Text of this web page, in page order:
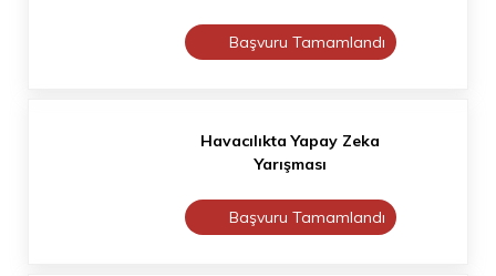
Başvuru Tamamlandı
Havacılıkta Yapay Zeka
Yarışması
Başvuru Tamamlandı